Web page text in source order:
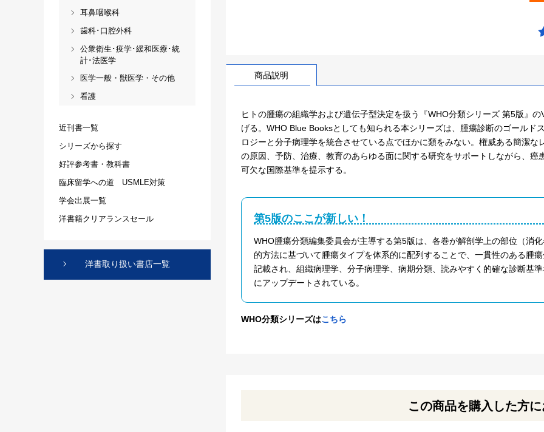
商品説明
ヒトの腫瘍の組織学および遺伝子型決定を扱う『WHO分類シリーズ 第5版』
げる。WHO Blue Booksとしても知られる本シリーズは、腫瘍診断のゴールド
ロジーと分子病理学を統合させている点でほかに類をみない。権威ある簡潔
の原因、予防、治療、教育のあらゆる面に関する研究をサポートしながら、
可欠な国際基準を提示する。
第5版のここが新しい！
WHO腫瘍分類編集委員会が主導する第5版は、各巻が解剖学上の部位（消
的方法に基づいて腫瘍タイプを体系的に配列することで、一貫性のある腫
記載され、組織病理学、分子病理学、病期分類、読みやすく的確な診断基
にアップデートされている。
WHO分類シリーズはこちら
この商品を購入した方
耳鼻咽喉科
歯科･口腔外科
公衆衛生･疫学･緩和医療･統
計･法医学
医学一般・獣医学・その他
看護
近刊書一覧
シリーズから探す
好評参考書・教科書
臨床留学への道 USMLE対策
学会出展一覧
洋書籍クリアランスセール
洋書取り扱い書店一覧